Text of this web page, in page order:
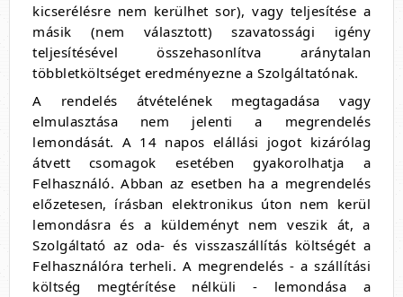
kicserélésre nem kerülhet sor), vagy teljesítése a
másik (nem választott) szavatossági igény
teljesítésével összehasonlítva aránytalan
többletköltséget eredményezne a Szolgáltatónak.
A rendelés átvételének megtagadása vagy
elmulasztása nem jelenti a megrendelés
lemondását. A 14 napos elállási jogot kizárólag
átvett csomagok esetében gyakorolhatja a
Felhasználó. Abban az esetben ha a megrendelés
előzetesen, írásban elektronikus úton nem kerül
lemondásra és a küldeményt nem veszik át, a
Szolgáltató az oda- és visszaszállítás költségét a
Felhasználóra terheli. A megrendelés - a szállítási
költség megtérítése nélküli - lemondása a